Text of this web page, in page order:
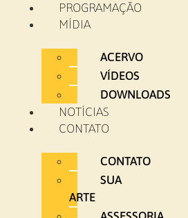
PROGRAMAÇÃO
MÍDIA
ACERVO
VÍDEOS
DOWNLOADS
NOTÍCIAS
CONTATO
CONTATO
SUA
ARTE